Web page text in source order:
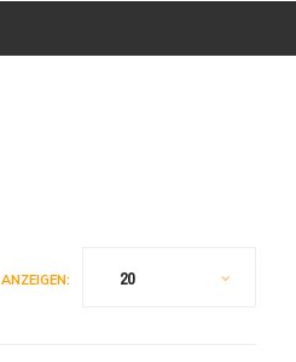
ANZEIGEN: 20